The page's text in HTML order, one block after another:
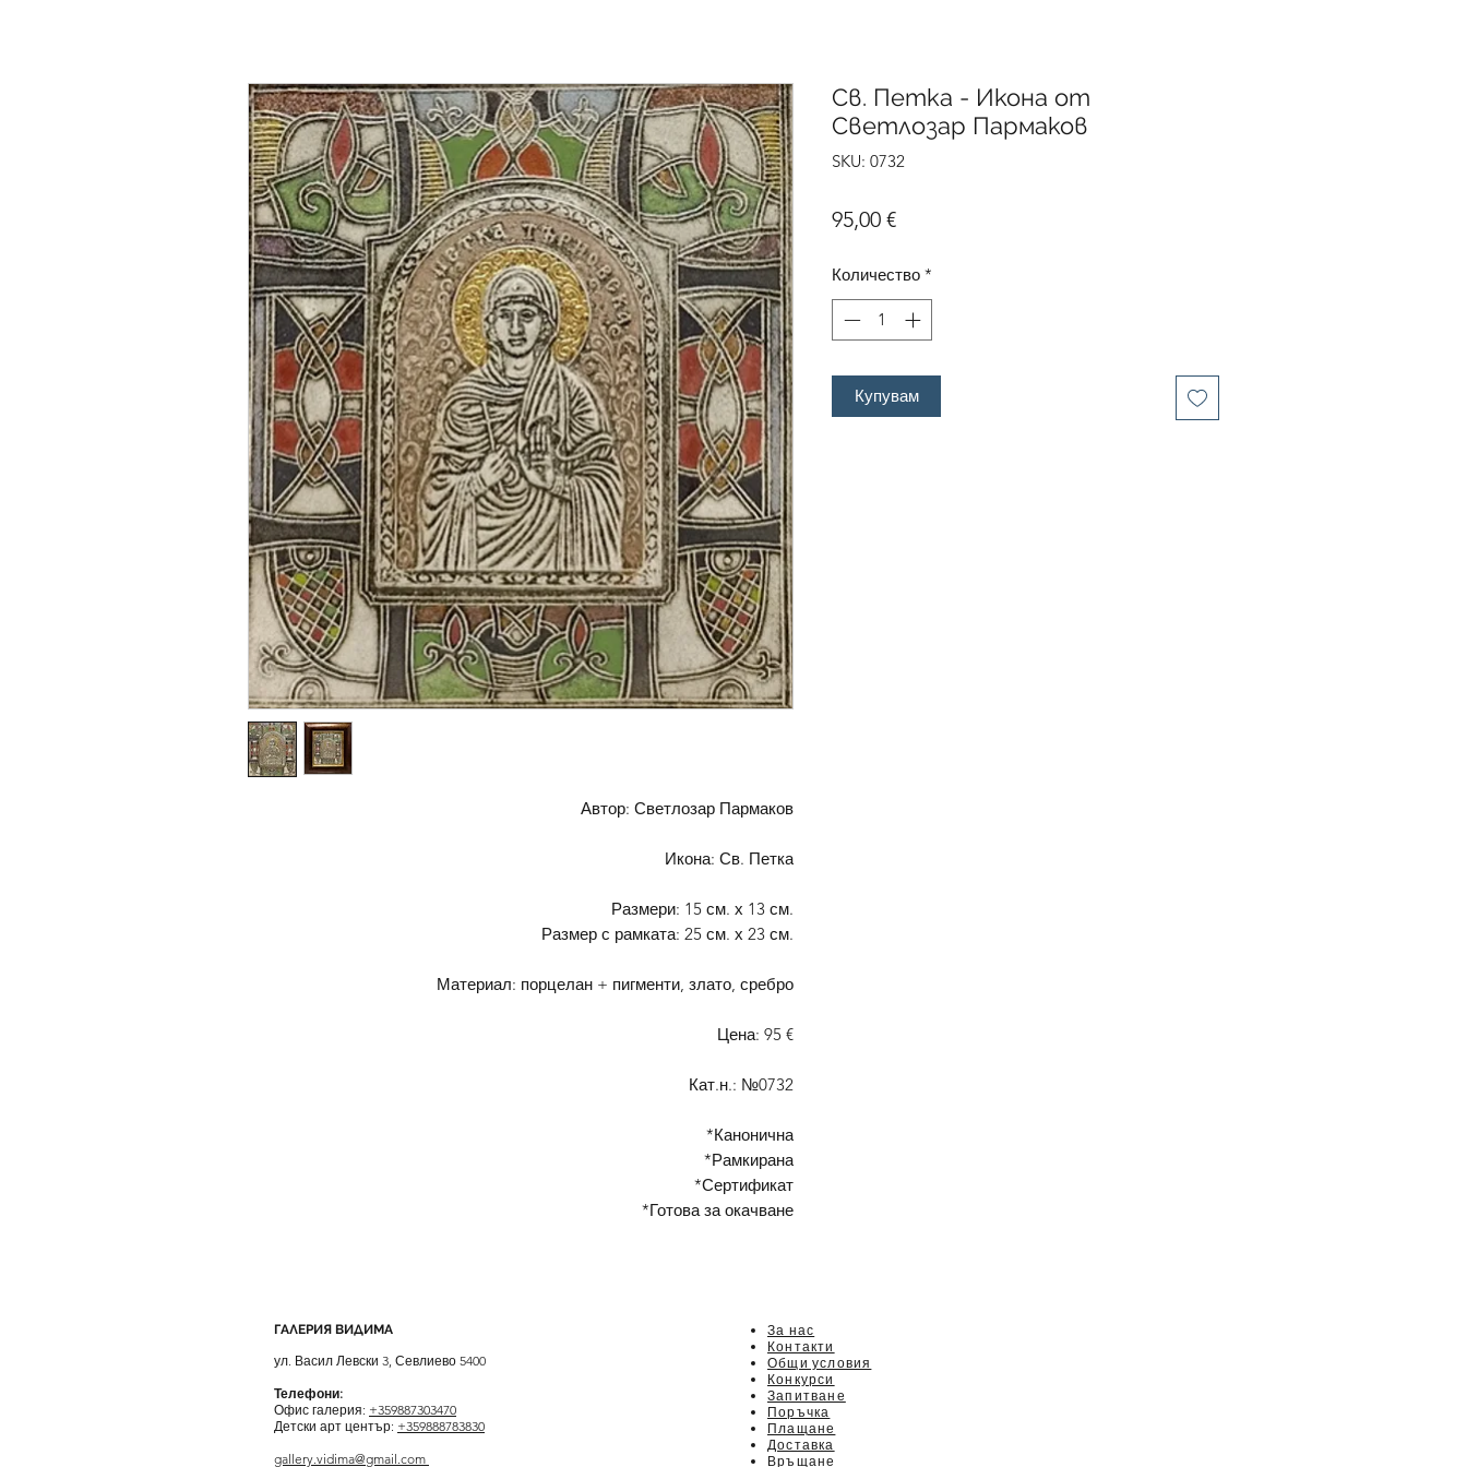
Автор: Светлозар Пармаков
Икона: Св. Петка
Размери: 15 см. х 13 см.
Размер с рамката: 25 см. х 23 см.
Материал: порцелан + пигменти, злато, сребро
Цена: 95 €
Кат.н.: №0732
*Канонична
*Рамкирана
*Сертификат
*Готова за окачване
Св. Петка - Икона от
Светлозар Пармаков
SKU: 0732
95,00 €Цена
Количество *
Купувам
ГАЛЕРИЯ ВИДИМА
ул. Васил Левски 3, Севлиево 5400
Телефони:
Офис галерия: +359887303470
Детски арт център: +359888783830
gallery.vidima@gmail.com
За нас
Контакти
Общи условия
Конкурси
Запитване
Поръчка
Плащане
Доставка
Връщане